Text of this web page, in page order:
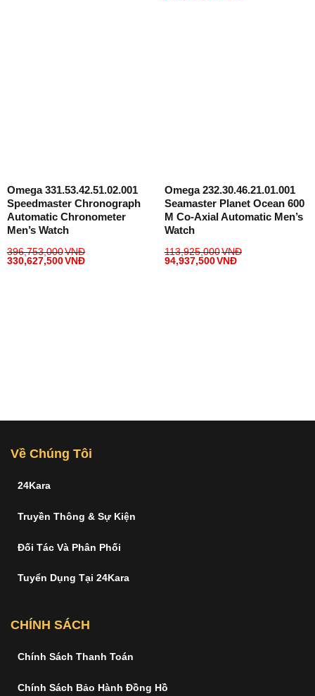
Omega 331.53.42.51.02.001
Speedmaster Chronograph
Automatic Chronometer
Men’s Watch
396,753,000VNĐ
330,627,500VNĐ
Omega 232.30.46.21.01.001
Seamaster Planet Ocean 600
M Co-Axial Automatic Men’s
Watch
113,925,000VNĐ
94,937,500VNĐ
Về Chúng Tôi
24Kara
Truyền Thông & Sự Kiện
Đối Tác Và Phân Phối
Tuyển Dụng Tại 24Kara
CHÍNH SÁCH
Chính Sách Thanh Toán
Chính Sách Bảo Hành Đồng Hồ